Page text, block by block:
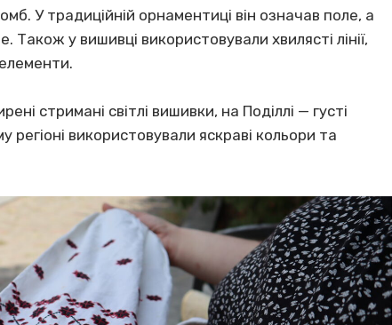
У традиційній орнаментиці він означав поле, а
Також у вишивці використовували хвилясті лінії,
стримані світлі вишивки, на Поділлі — густі
використовували яскраві кольори та